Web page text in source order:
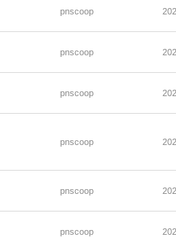
pnscoop
pnscoop
pnscoop
pnscoop
pnscoop
pnscoop